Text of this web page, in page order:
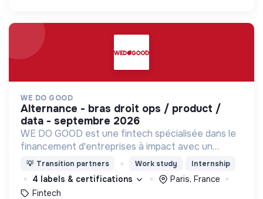
WE DO GOOD
alternance - bras droit ops / product /
data - septembre 2026
WE DO GOOD est une fintech spécialisée dans le
financement d'entreprises à impact avec un
modèle unique : le partage de revenus (Revenue
Based Finance). WE DO GOOD est certifiée B
Corp
💡 Transition partners Work study Internship
4 labels & certifications
Paris, France
Fintech